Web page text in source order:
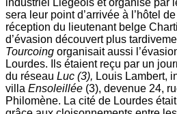
sera leur point d’arrivée à l’hôtel
réception du lieutenant belge
d’évasion découvert plus
Tourcoing organisait aussi
Lourdes. Ils étaient reçu par un
du réseau Luc (3), Louis Lambert,
villa Ensoleillée (3), devenue 24,
Philomène. La cité de Lourdes